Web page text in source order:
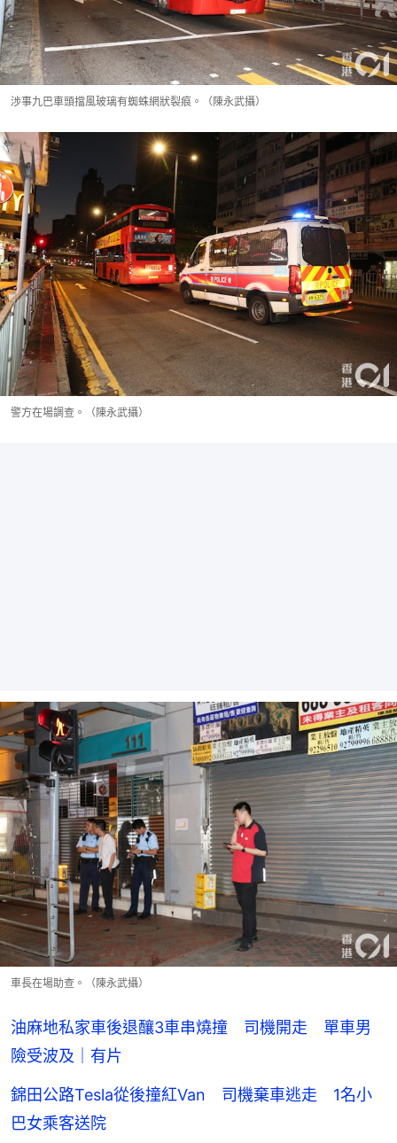
涉事九巴車頭擋風玻璃有蜘蛛網狀裂痕。（陳永武攝）
警方在場調查。（陳永武攝）
車長在場助查。（陳永武攝）
油麻地私家車後退釀3車串燒撞 司機開走 單車男
險受波及｜有片
錦田公路Tesla從後撞紅Van 司機棄車逃走 1名小
巴女乘客送院